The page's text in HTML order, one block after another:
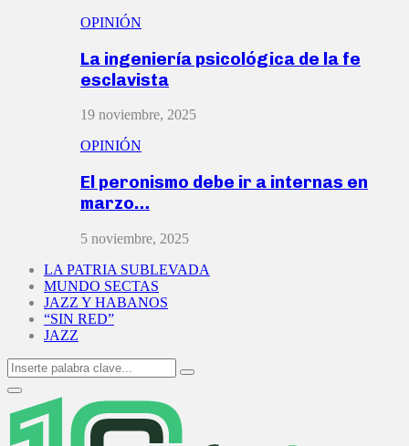
OPINIÓN
La ingeniería psicológica de la fe
esclavista
19 noviembre, 2025
OPINIÓN
El peronismo debe ir a internas en
marzo…
5 noviembre, 2025
LA PATRIA SUBLEVADA
MUNDO SECTAS
JAZZ Y HABANOS
“SIN RED”
JAZZ
Search
for:
Search
Primary
Menu